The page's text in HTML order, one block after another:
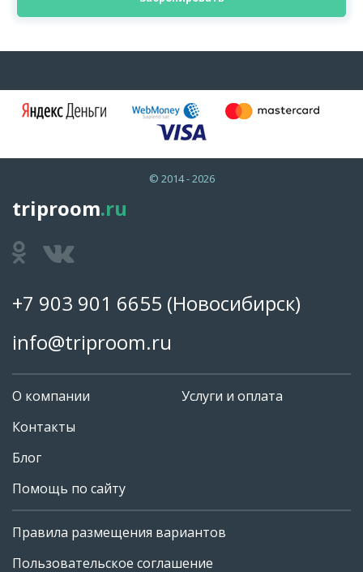
+7 903 901 6655
© 2014 - 2026
triproom.ru
+7 903 901 6655 (Новосибирск)
info@triproom.ru
О компании
Контакты
Блог
Помощь по сайту
Услуги и оплата
Правила размещения вариантов
Пользовательское соглашение